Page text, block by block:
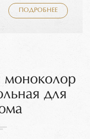
ПОДРОБНЕЕ
моноколор
для